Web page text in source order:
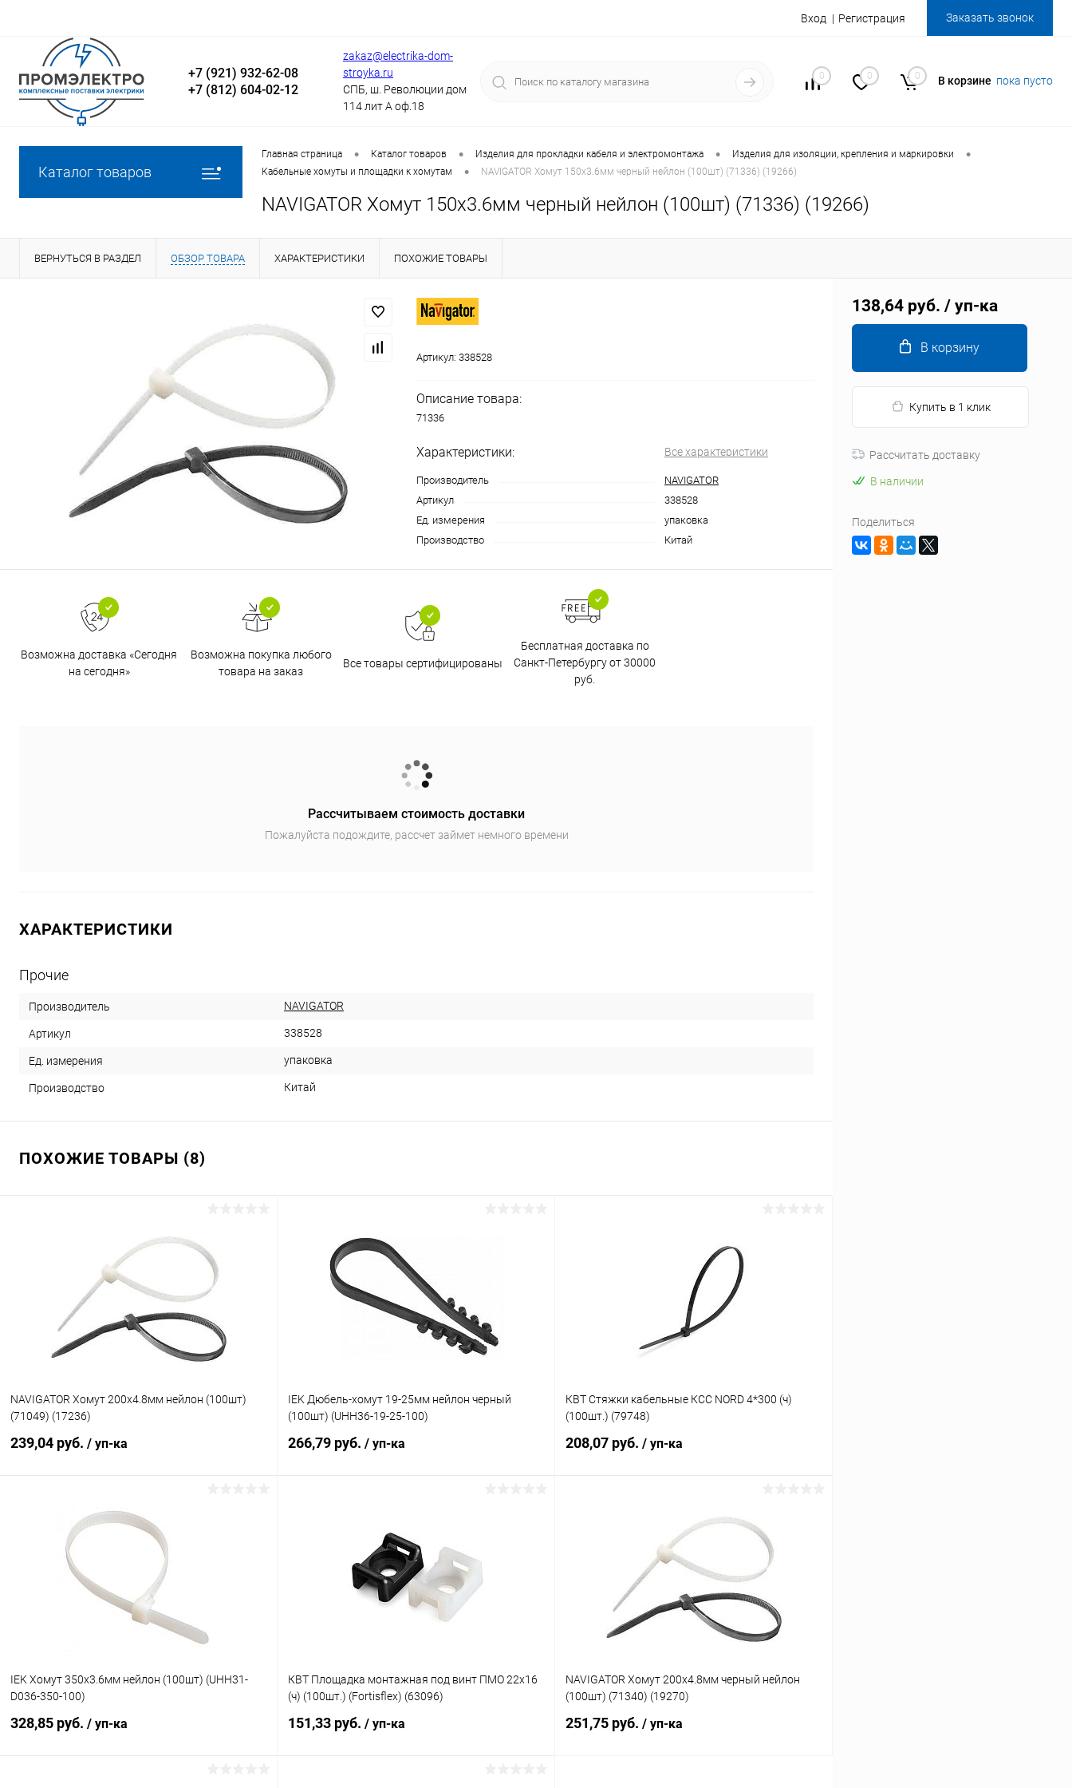
Вход Регистрация Заказать звонок
+7 (921) 932-62-08
+7 (812) 604-02-12
zakaz@electrika-dom-
stroyka.ru
СПБ, ш. Революции дом
114 лит А оф.18
0 0 0 В корзине пока пусто
Каталог товаров
Главная страница • Каталог товаров • Изделия для прокладки кабеля и электромонтажа • Изделия для изоляции, крепления и маркировки •
Кабельные хомуты и площадки к хомутам • NAVIGATOR Хомут 150х3.6мм черный нейлон (100шт) (71336) (19266)
NAVIGATOR Хомут 150х3.6мм черный нейлон (100шт) (71336) (19266)
ВЕРНУТЬСЯ В РАЗДЕЛ ОБЗОР ТОВАРА ХАРАКТЕРИСТИКИ ПОХОЖИЕ ТОВАРЫ
Артикул: 338528
Описание товара:
71336
Характеристики: Все характеристики
Производитель
NAVIGATOR
Артикул
338528
Ед. измерения
упаковка
Производство
Китай
Возможна доставка «Сегодня
на сегодня»
Возможна покупка любого
товара на заказ
Все товары сертифицированы
Бесплатная доставка по
Санкт-Петербургу от 30000
руб.
Рассчитываем стоимость доставки
Пожалуйста подождите, рассчет займет немного времени
ХАРАКТЕРИСТИКИ
Прочие
Производитель NAVIGATOR
Артикул 338528
Ед. измерения упаковка
Производство Китай
ПОХОЖИЕ ТОВАРЫ (8)
NAVIGATOR Хомут 200х4.8мм нейлон (100шт)
(71049) (17236)
239,04 руб. / уп-ка
В корзину
Купить в 1 клик
В избранное
IEK Дюбель-хомут 19-25мм нейлон черный
(100шт) (UHH36-19-25-100)
266,79 руб. / уп-ка
Купить в 1 клик К сравнению
В избранное В наличии
КВТ Стяжки кабельные КСС NORD 4*300 (ч)
(100шт.) (79748)
208,07 руб. / уп-ка
К сравнению
В избранное В наличии
IEK Хомут 350х3.6мм нейлон (100шт) (UHH31-
D036-350-100)
328,85 руб. / уп-ка
КВТ Площадка монтажная под винт ПМО 22х16
(ч) (100шт.) (Fortisflex) (63096)
151,33 руб. / уп-ка
NAVIGATOR Хомут 200х4.8мм черный нейлон
(100шт) (71340) (19270)
251,75 руб. / уп-ка
138,64 руб. / уп-ка
В корзину
Купить в 1 клик
Рассчитать доставку
В наличии
Поделиться